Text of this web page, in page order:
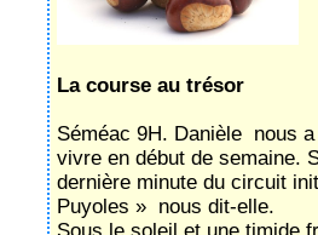
La course au trésor
Séméac 9H. Danièle nous
vivre en début de semaine.
dernière minute du circuit
Puyoles » nous dit-elle.